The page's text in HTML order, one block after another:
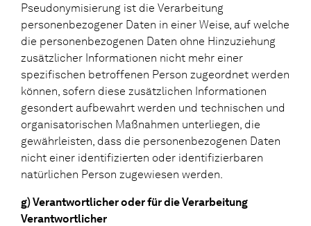
Pseudonymisierung ist die Verarbeitung
personenbezogener Daten in einer Weise, auf welche
die personenbezogenen Daten ohne Hinzuziehung
zusätzlicher Informationen nicht mehr einer
spezifischen betroffenen Person zugeordnet werden
können, sofern diese zusätzlichen Informationen
gesondert aufbewahrt werden und technischen und
organisatorischen Maßnahmen unterliegen, die
gewährleisten, dass die personenbezogenen Daten
nicht einer identifizierten oder identifizierbaren
natürlichen Person zugewiesen werden.
g) Verantwortlicher oder für die Verarbeitung
Verantwortlicher